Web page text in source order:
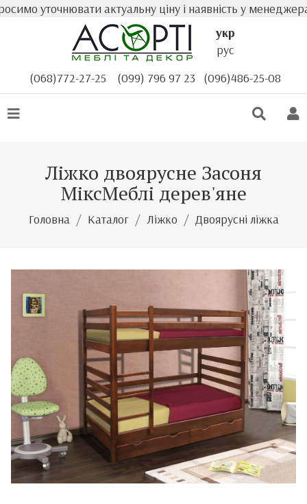
уточнювати актуальну ціну і наявність у менеджера
укр
рус
(068)772-27-25
(099) 796 97 23 (096)486-25-08
Ліжко двоярусне Засоня
МіксМеблі дерев'яне
Головна Каталог Ліжко Двоярусні ліжка